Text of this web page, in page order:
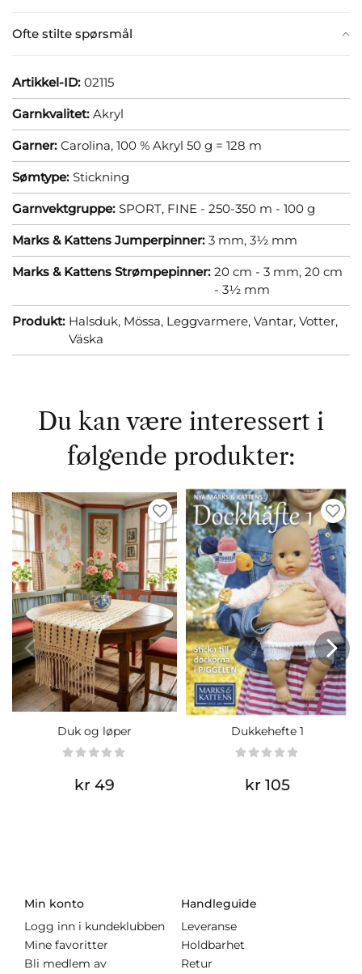
Ofte stilte spørsmål
Artikkel-ID: 02115
Garnkvalitet: Akryl
Garner: Carolina, 100 % Akryl 50 g = 128 m
Sømtype: Stickning
Garnvektgruppe: SPORT, FINE - 250-350 m - 100 g
Marks & Kattens Jumperpinner: 3 mm, 3½ mm
Marks & Kattens Strømpepinner: 20 cm - 3 mm, 20 cm
- 3½ mm
Produkt: Halsduk, Mössa, Leggvarmere, Vantar, Votter,
Väska
Du kan være interessert i
følgende produkter:
Duk og løper
kr 49
Dukkehefte 1
kr 105
Min konto
Logg inn i kundeklubben
Mine favoritter
Bli medlem av
Handleguide
Leveranse
Holdbarhet
Retur